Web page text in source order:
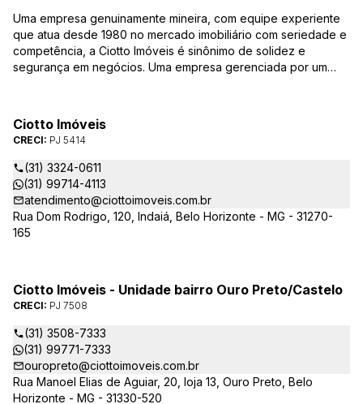
Uma empresa genuinamente mineira, com equipe experiente
que atua desde 1980 no mercado imobiliário com seriedade e
competência, a Ciotto Imóveis é sinônimo de solidez e
segurança em negócios. Uma empresa gerenciada por um
conservação de condomínios, disponibilizando sempre as
melhores opções da região da Pampulha. Oferecemos ainda
completa assessória, consulte-nos sobre os nossos
lançamentos, imóveis em construção e condomínios fechados,
administrados exclusivamente pela Ciotto Imóveis. Fazemos a
aprovação do seu credito junto a Caixa Econômica Federal e
demais agentes financeiros.
Ciotto Imóveis
CRECI: PJ 5414
(31) 3324-0611
(31) 99714-4113
atendimento@ciottoimoveis.com.br
Rua Dom Rodrigo, 120, Indaiá, Belo Horizonte - MG - 31270-
165
Ciotto Imóveis - Unidade bairro Ouro Preto/Castelo
CRECI: PJ 7508
(31) 3508-7333
(31) 99771-7333
ouropreto@ciottoimoveis.com.br
Rua Manoel Elias de Aguiar, 20, loja 13, Ouro Preto, Belo
Horizonte - MG - 31330-520